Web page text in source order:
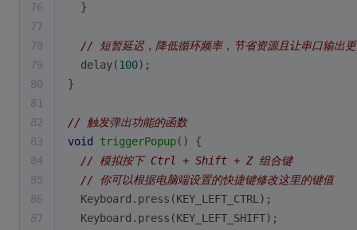
76
  }
77
78
// 短暂延迟，降低循环频率，节省资源且让串口输出
79
delay(100);
80
}
81
82
// 触发弹出功能的函数
83
void triggerPopup()
{
84
// 模拟按下 Ctrl + Shift + Z 组合键
85
// 你可以根据电脑端设置的快捷键修改这里的键值
86
  Keyboard.
press (KEY_LEFT_CTRL);
87
  Keyboard.
press (KEY_LEFT_SHIFT);